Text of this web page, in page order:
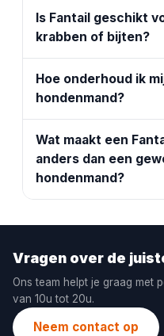
Is Fantail geschikt
krabben of bijten?
Hoe onderhoud ik
hondenmand?
Wat maakt een
anders dan een
hondenmand?
Vragen over de
Ons team helpt je graag met
van 10u tot 20u.
Neem contact op